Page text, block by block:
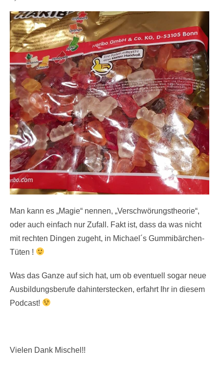
Man kann es „Magie“ nennen, „Verschwörungstheorie“,
oder auch einfach nur Zufall. Fakt ist, dass da was nicht
mit rechten Dingen zugeht, in Michael´s Gummibärchen-
Tüten !
Was das Ganze auf sich hat, um ob eventuell sogar neue
Ausbildungsberufe dahinterstecken, erfahrt Ihr in diesem
Podcast!
Vielen Dank Mischel!!